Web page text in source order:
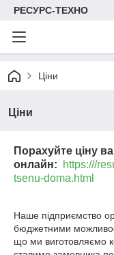
РЕСУРС-ТЕХНО
Ціни
Ціни
Порахуйте ціну
онлайн:
https:///
tsenu-doma.html
Наше підприємство
бюджетними
що ми виготовляємо